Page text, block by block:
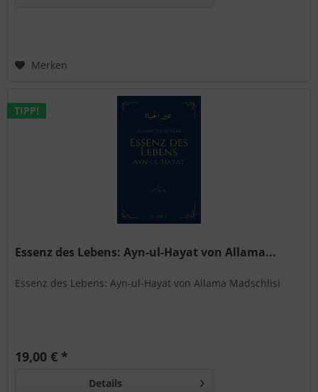
Merken
TIPP!
Essenz des Lebens: Ayn-ul-Hayat von Allama...
Essenz des Lebens: Ayn-ul-Hayat von Allama Madschlisi
19,00 € *
Details